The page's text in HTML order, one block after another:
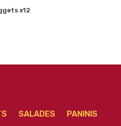
x12
SALADES PANINIS